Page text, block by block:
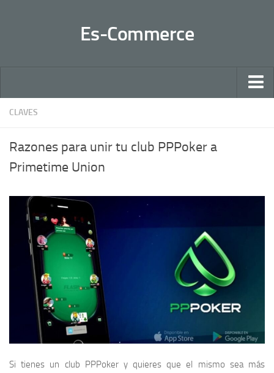
Es-Commerce
Inicio
Negocios 2.0
Ventas
Contactar
CLAVES
Razones para unir tu club PPPoker a
Primetime Union
Si tienes un club PPPoker y quieres que el mismo sea más